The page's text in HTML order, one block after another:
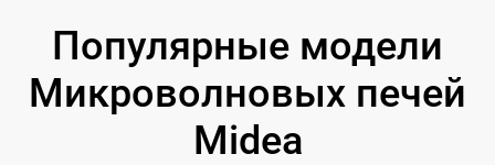
Популярные модели
Микроволновых печей
Midea